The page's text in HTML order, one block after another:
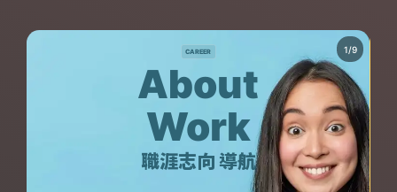
CAREER
About
Work
職涯志向 導航